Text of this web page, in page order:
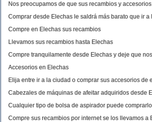
Nos preocupamos de que sus recambios y
Comprar desde Elechas le saldrá más barato que ir a
Compre en Elechas sus recambios
Llevamos sus recambios hasta Elechas
Compre tranquilamente desde Elechas y deje que
Accesorios en Elechas
Elija entre ir a la ciudad o comprar sus accesorios de
Cabezales de máquinas de afeitar adquiridos desde
Cualquier tipo de bolsa de aspirador puede
Compre sus recambios por internet se los llevamos a